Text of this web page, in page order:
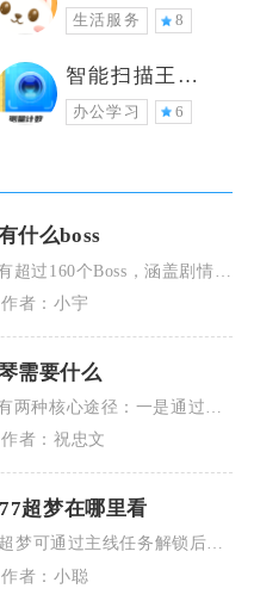
生活服务 8
智能扫描王软
件
办公学习 6
什么boss
超过160个Boss，涵盖剧情主
隐藏支线，分布在交界地各
作者：小宇
需要什么
两种核心途径：一是通过霞
用10颗爱心兑换黑色钢琴，
作者：祝忠文
超梦在哪里看
梦可通过主线任务解锁后在
城超梦体验店、部分支线任
作者：小聪